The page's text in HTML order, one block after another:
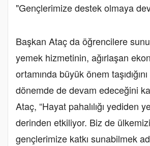
"Gençlerimize destek olmaya
Başkan Ataç da öğrencilere
yemek hizmetinin, ağırlaşan
ortamında büyük önem
dönemde de devam edeceğini
Ataç, “Hayat pahalılığı yediden
derinden etkiliyor. Biz de
gençlerimize katkı sunabilmek